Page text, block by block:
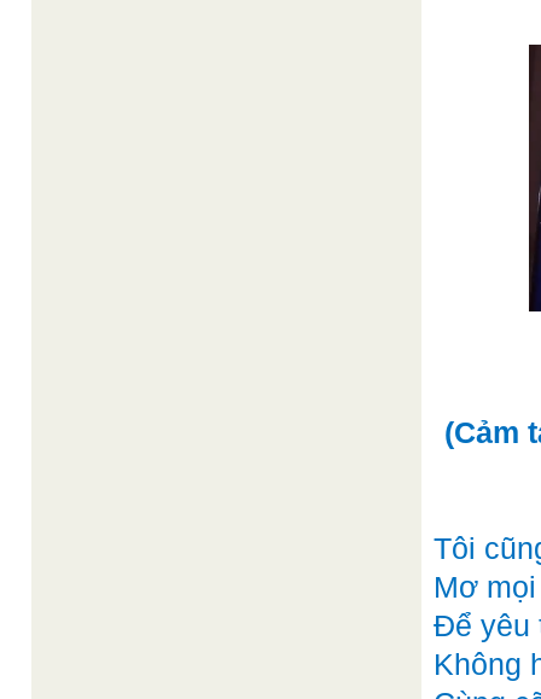
(Cảm
Tôi
Mơ
Để yêu
Không